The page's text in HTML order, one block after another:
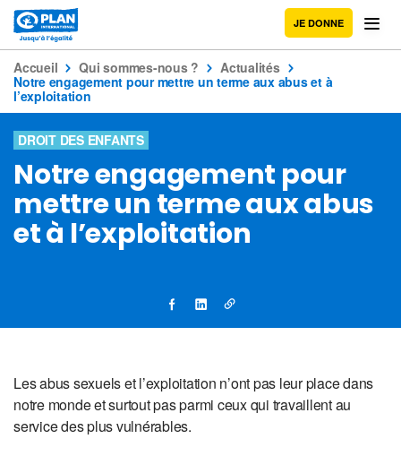
JE DONNE
Accueil Qui sommes-nous ?
Actualités
Notre engagement pour mettre un terme aux abus et à
l’exploitation
DROIT DES ENFANTS
Notre engagement pour
mettre un terme aux abus
et à l’exploitation
Les abus sexuels et l’exploitation n’ont pas leur place dans
notre monde et surtout pas parmi ceux qui travaillent au
service des plus vulnérables.